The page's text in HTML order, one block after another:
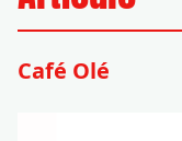
Café Olé